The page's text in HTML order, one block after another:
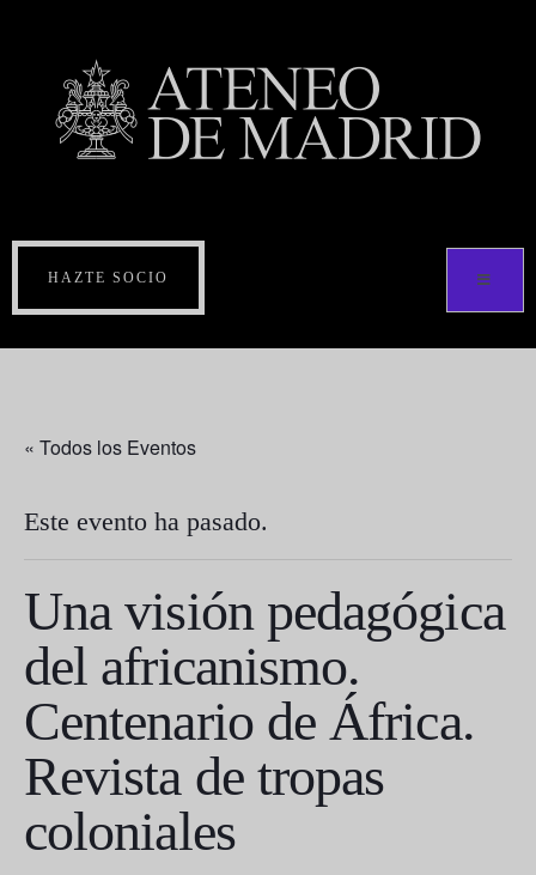
HAZTE SOCIO
« Todos los Eventos
Este evento ha pasado.
Una visión pedagógica
del africanismo.
Centenario de África.
Revista de tropas
coloniales